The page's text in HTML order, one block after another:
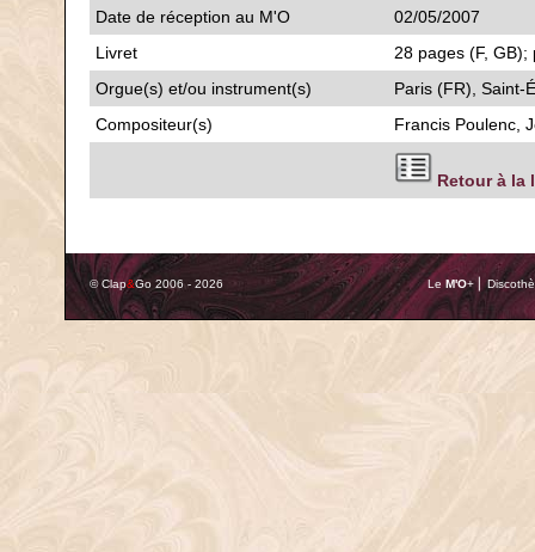
Date de réception au M'O
02/05/2007
Livret
28 pages (F,
Orgue(s) et/ou instrument(s)
Paris (FR), Saint-
Compositeur(s)
Francis Poulenc,
Retour à la
© Clap&Go 2006 - 2026 Le M'O+ ⎢